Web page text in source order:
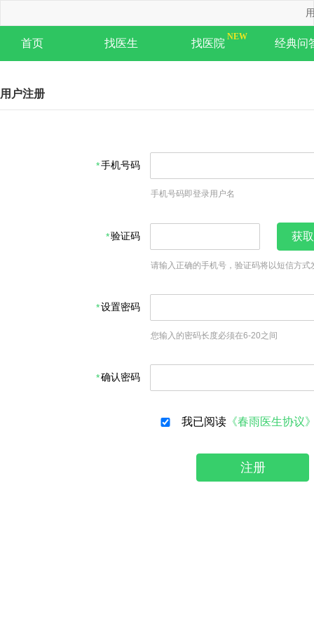
首页 找医生 找医院 经典问
用户注册
手机号码
手机号码即登录用户名
验证码 获
请输入正确的手机号，验证码将以短信方式
设置密码
您输入的密码长度必须在6-20之间
确认密码
我已阅读 《春雨医生协议
注册